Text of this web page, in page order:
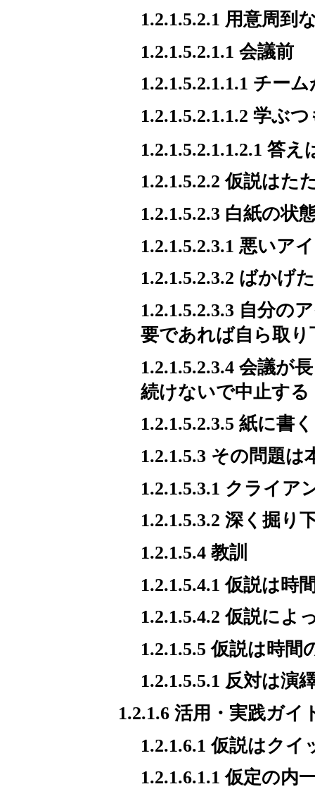
1.2.1.5.2.1 用意周到
1.2.1.5.2.1.1 会議前
1.2.1.5.2.1.1.1 チー
1.2.1.5.2.1.1.2 学ぶ
1.2.1.5.2.2 仮説はた
1.2.1.5.2.3 白紙の状
1.2.1.5.2.3.1 悪いア
1.2.1.5.2.3.2 ばかげ
1.2.1.5.2.3.3 自分の
要であれば自ら取り
1.2.1.5.2.3.4 会議が
続けないで中止する
1.2.1.5.2.3.5 紙に書く
1.2.1.5.3 その問題
1.2.1.5.3.1 クライア
1.2.1.5.3.2 深く掘り
1.2.1.5.4 教訓
1.2.1.5.4.1 仮説は時
1.2.1.5.4.2 仮説によ
1.2.1.5.5 仮説は時間
1.2.1.5.5.1 反対は演
1.2.1.6 活用・実践ガイ
1.2.1.6.1 仮説はク
1.2.1.6.1.1 仮定の内